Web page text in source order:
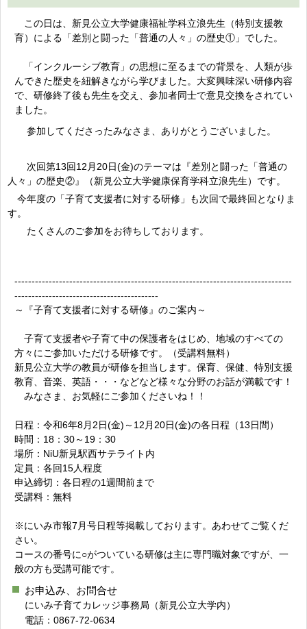
この日は、新見公立大学健康福祉学科立浪先生（特別支援教
育）による「差別と闘った「普通の人々」の歴史①」でした。
​「インクルーシブ教育」の思想に至るまでの背景を、人類が歩
んできた歴史を紐解きながら学びました。大変興味深い研修内容
で、研修終了後も先生を交え、参加者同士で意見交換をされてい
ました。
参加してくださったみなさま、ありがとうございました。
次回第13回12月20日(金)のテーマは『差別と闘った「普通の
人々」の歴史②』（新見公立大学健康保育学科立浪先生）です。
今年度の「子育て支援者に対する研修」も次回で最終回となりま
す。
たくさんのご参加をお待ちしております。
---------------------------------------------------------------------------------
------------------------------------------
～『子育て支援者に対する研修』のご案内～
子育て支援者や子育て中の保護者をはじめ、地域のすべての
方々にご参加いただける研修です。（受講料無料）
新見公立大学の教員が研修を担当します。保育、保健、特別支援
教育、音楽、英語・・・などなど様々な分野のお話が満載です！
みなさま、お気軽にご参加くださいね！！
日程：令和6年8月2日(金)～12月20日(金)の各日程（13日間）
時間：18：30～19：30
場所：NiU新見駅西サテライト内
定員：各回15人程度
申込締切：各日程の1週間前まで
受講料：無料
※にいみ市報7月号日程等掲載しております。あわせてご覧くだ
さい。
コースの番号に○がついている研修は主に専門職対象ですが、一
般の方も受講可能です。
お申込み、お問合せ
にいみ子育てカレッジ事務局（新見公立大学内）
電話：0867-72-0634